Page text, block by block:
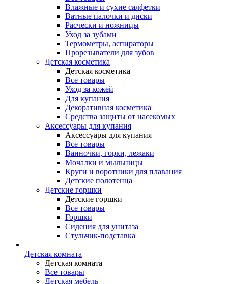
Влажные и сухие салфетки
Ватные палочки и диски
Расчески и ножницы
Уход за зубами
Термометры, аспираторы
Прорезыватели для зубов
Детская косметика
Детская косметика
Все товары
Уход за кожей
Для купания
Декоративная косметика
Средства защиты от насекомых
Аксессуары для купания
Аксессуары для купания
Все товары
Ванночки, горки, лежаки
Мочалки и мыльницы
Круги и воротники для плавания
Детские полотенца
Детские горшки
Детские горшки
Все товары
Горшки
Сидения для унитаза
Стульчик-подставка
Детская комната
Детская комната
Все товары
Детская мебель